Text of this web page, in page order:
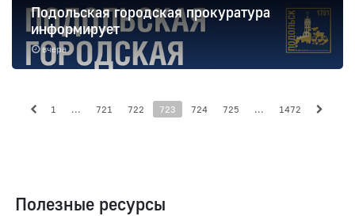
вчера
Подольская городская прокуратура
информирует
1 ... 721 722 723 724 725 ... 1472
Полезные ресурсы